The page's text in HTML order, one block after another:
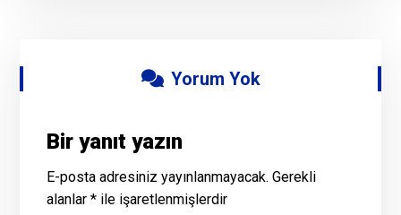
Yorum Yok
Bir yanıt yazın
E-posta adresiniz yayınlanmayacak. Gerekli
alanlar* ile işaretlenmişlerdir